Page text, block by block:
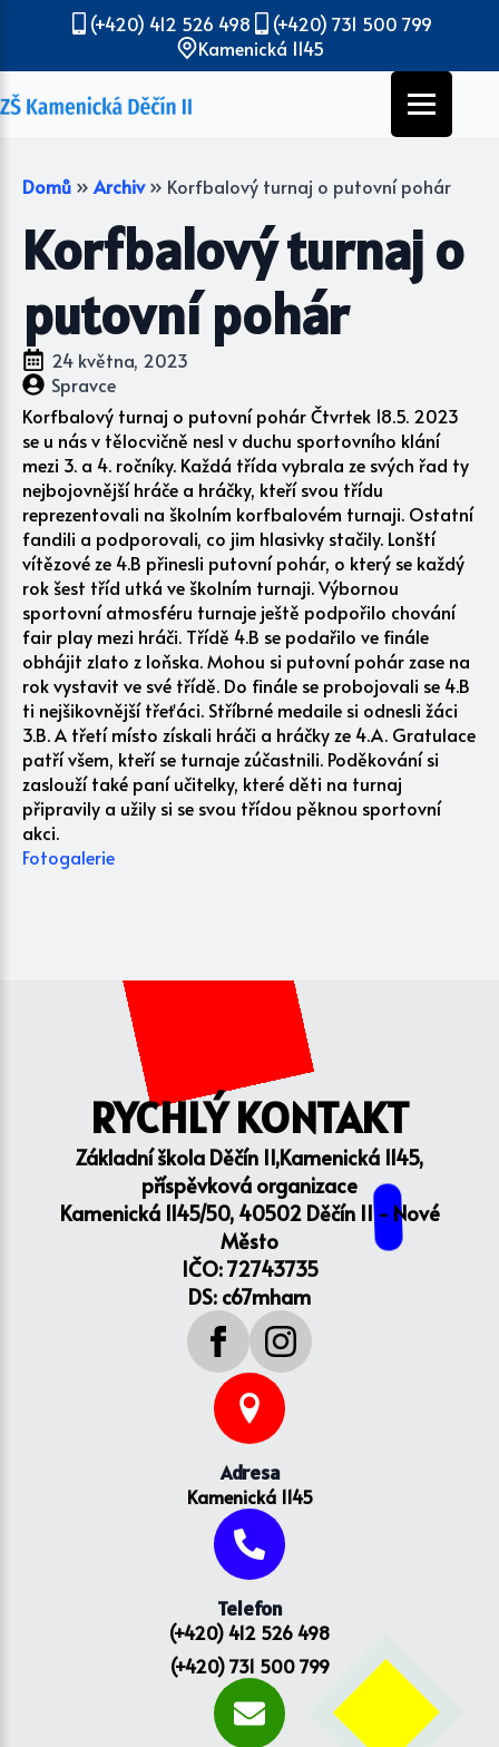
(+420) 412 526 498
(+420) 731 500 799
Kamenická 1145
Domů » Archiv » Korfbalový turnaj o putovní pohár
Korfbalový turnaj o
putovní pohár
24 května, 2023
Spravce
Korfbalový turnaj o putovní pohár Čtvrtek 18.5. 2023
se u nás v tělocvičně nesl v duchu sportovního klání
mezi 3. a 4. ročníky. Každá třída vybrala ze svých řad ty
nejbojovnější hráče a hráčky, kteří svou třídu
reprezentovali na školním korfbalovém turnaji. Ostatní
fandili a podporovali, co jim hlasivky stačily. Lonští
vítězové ze 4.B přinesli putovní pohár, o který se každý
rok šest tříd utká ve školním turnaji. Výbornou
sportovní atmosféru turnaje ještě podpořilo chování
fair play mezi hráči. Třídě 4.B se podařilo ve finále
obhájit zlato z loňska. Mohou si putovní pohár zase na
rok vystavit ve své třídě. Do finále se probojovali se 4.B
ti nejšikovnější třeťáci. Stříbrné medaile si odnesli žáci
3.B. A třetí místo získali hráči a hráčky ze 4.A. Gratulace
patří všem, kteří se turnaje zúčastnili. Poděkování si
zaslouží také paní učitelky, které děti na turnaj
připravily a užily si se svou třídou pěknou sportovní
akci.
Fotogalerie
RYCHLÝ KONTAKT
Základní škola Děčín II,Kamenická 1145,
příspěvková organizace
Kamenická 1145/50, 40502 Děčín II - Nové
Město
IČO: 72743735
DS: c67mham
Adresa
Kamenická 1145
Telefon
(+420) 412 526 498
(+420) 731 500 799